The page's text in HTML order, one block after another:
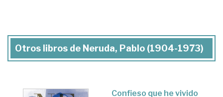
Otros libros de Neruda, Pablo (1904-1973)
Confieso que he vivido